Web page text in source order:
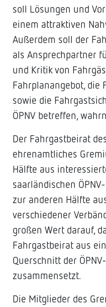
soll Lösungen und
einem attraktiven
Außerdem soll der
als Ansprechpartner
und Kritik von
Fahrplanangebot, die
sowie die
ÖPNV betreffen,
Der Fahrgastbeirat
ehrenamtliches
Hälfte aus
saarländischen
zur anderen Hälfte
verschiedener
großen Wert darauf,
Fahrgastbeirat aus
Querschnitt der
zusammensetzt.
Die Mitglieder des